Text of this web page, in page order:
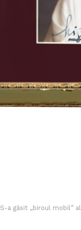
S-a găsit „biroul mobil”